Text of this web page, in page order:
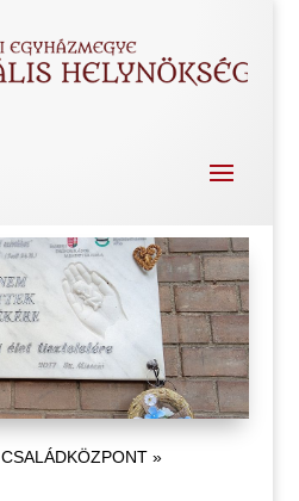
CSALÁDKÖZPONT»